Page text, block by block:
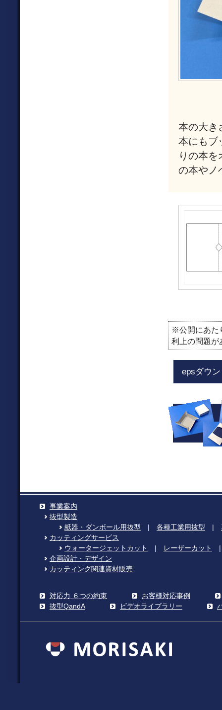
本の大き
本にもブ
りの本
の本やノ
※公開にあた
利上の問題が
epsダウ
事業案内
抜型製造
紙器・ダンボール用抜型 | 各種工業用抜型 |
カッティングサービス
ウォータージェットカット
| レーザーカット
企画設計・デザイン
カッティング関連資材販売
対応力 ６つの約束
お客様対応事例
抜型QandA
ビデオライブラリー